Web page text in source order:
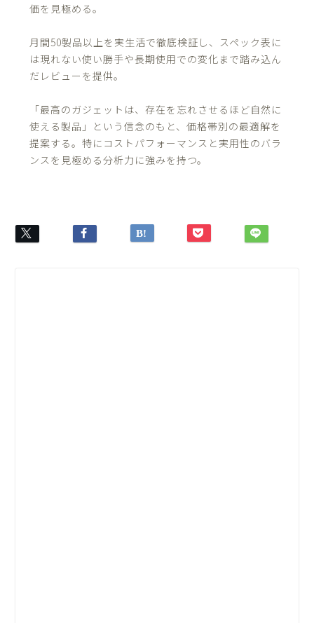
価を見極める。
月間50製品以上を実生活で徹底検証し、スペック表に
は現れない使い勝手や長期使用での変化まで踏み込ん
だレビューを提供。
「最高のガジェットは、存在を忘れさせるほど自然に
使える製品」という信念のもと、価格帯別の最適解を
提案する。特にコストパフォーマンスと実用性のバラ
ンスを見極める分析力に強みを持つ。